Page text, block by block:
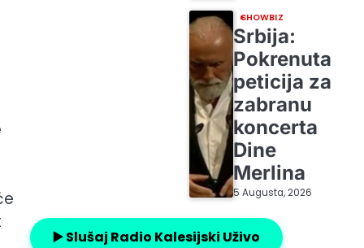
SHOWBIZ
Srbija:
Pokrenuta
peticija za
zabranu
koncerta
Dine
Merlina
5 Augusta, 2026
▶️ Slušaj Radio Kalesijski Uživo